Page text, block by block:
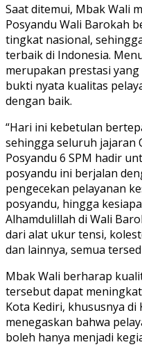
Saat ditemui, Mbak Wali
Posyandu Wali Barokah
tingkat nasional,
terbaik di Indonesia.
merupakan prestasi
bukti nyata kualitas
dengan baik.
“Hari ini kebetulan
sehingga seluruh jajaran
Posyandu 6 SPM hadir
posyandu ini berjalan
pengecekan pelayanan
posyandu, hingga
Alhamdulillah di Wali
dari alat ukur tensi,
dan lainnya, semua
Mbak Wali berharap
tersebut dapat
Kota Kediri, khususnya di
menegaskan bahwa
boleh hanya menjadi